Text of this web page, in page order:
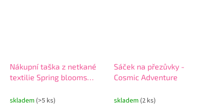
Nákupní taška z netkané
textilie Spring blooms
skladem (>5 ks)
Sáček na přezůvky -
Cosmic Adventure
skladem (2 ks)